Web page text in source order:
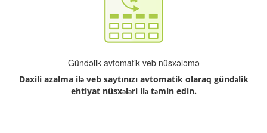
Gündəlik avtomatik veb nüsxələmə
Daxili azalma ilə veb saytınızı avtomatik olaraq gündəlik
ehtiyat nüsxələri ilə təmin edin.